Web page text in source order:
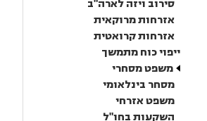
סירוב ויזה לארה"ב
אזרחות מרוקאית
אזרחות קרואטית
ייפוי כוח מתמשך
משפט מסחרי
מסחר בינלאומי
משפט אזרחי
השקעות בחו"ל